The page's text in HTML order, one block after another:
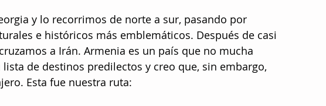
y lo recorrimos de norte a sur, pasando por
e históricos más emblemáticos. Después de casi
a Irán. Armenia es un país que no mucha
de destinos predilectos y creo que, sin embargo,
Esta fue nuestra ruta: